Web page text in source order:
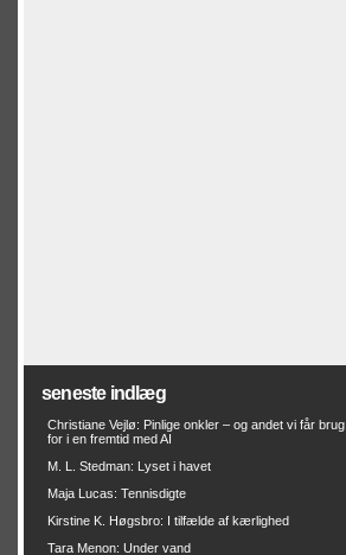
seneste indlæg
Christiane Vejlø: Pinlige onkler – og andet vi får brug
for i en fremtid med AI
M. L. Stedman: Lyset i havet
Maja Lucas: Tennisdigte
Kirstine K. Høgsbro: I tilfælde af kærlighed
Tara Menon: Under vand